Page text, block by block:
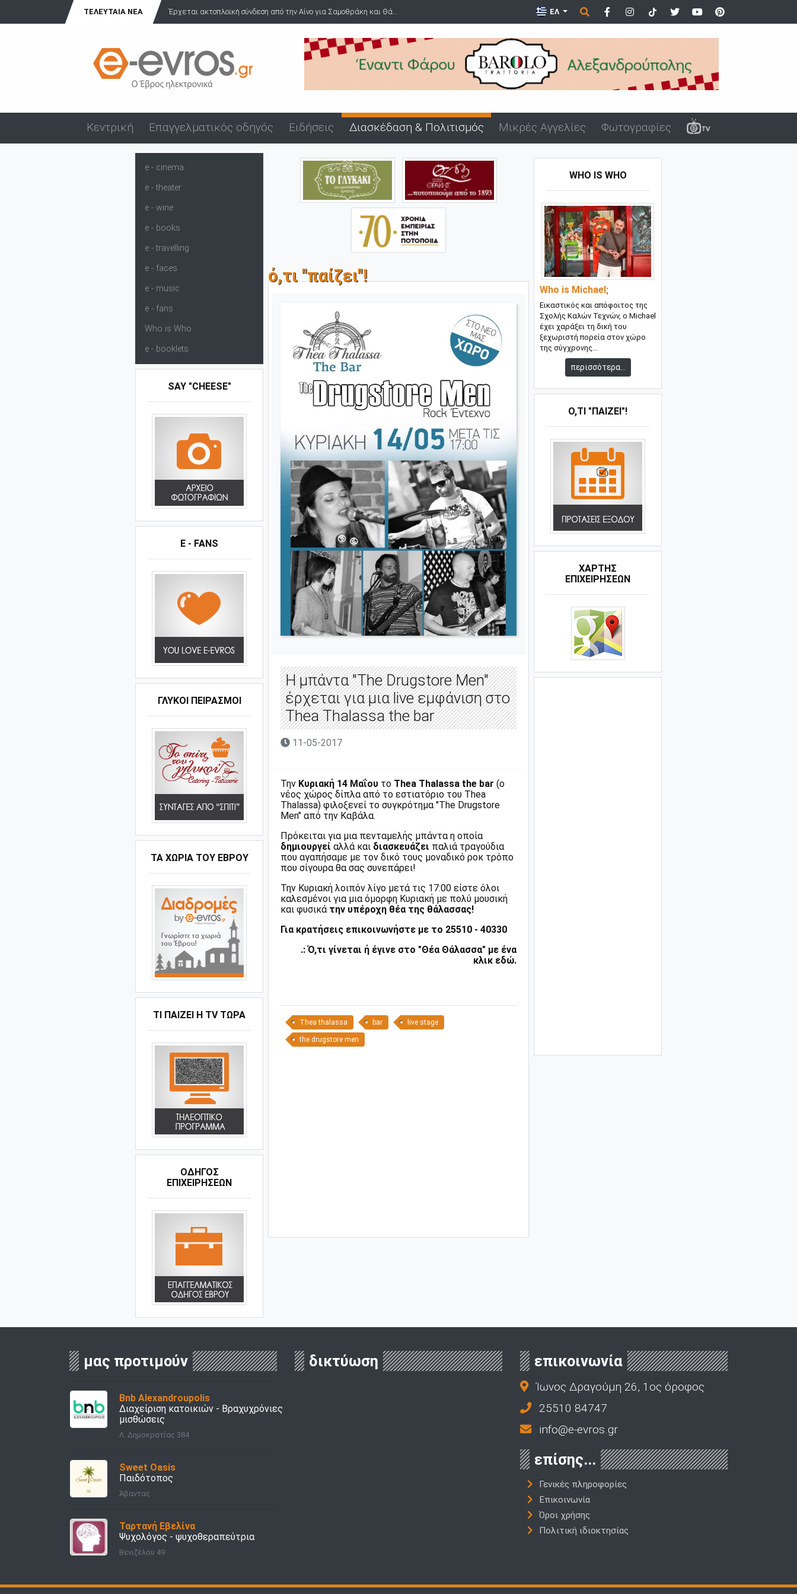
ΤΕΛΕΥΤΑΊΑ ΝΈΑ Έρχεται ακτοπλοϊκή σύνδεση από την Αίνο για Σαμοθράκη και Θά... ΕΛ
Κεντρική Επαγγελματικός οδηγός Ειδήσεις Διασκέδαση & Πολιτισμός Μικρές Αγγελίες Φωτογραφίες
e - cinema
e - theater
e - wine
e - books
e - travelling
e - faces
e - music
e - fans
Who is Who
e - booklets
SAY "CHEESE"
E - FANS
ΓΛΥΚΟΊ ΠΕΙΡΑΣΜΟΊ
ΤΑ ΧΩΡΙΆ ΤΟΥ ΈΒΡΟΥ
ΤΙ ΠΑΊΖΕΙ Η ΤV ΤΏΡΑ
ΟΔΗΓΌΣ
ΕΠΙΧΕΙΡΉΣΕΩΝ
ό,τι "παίζει"!
Η μπάντα "The Drugstore Men"
έρχεται για μια live εμφάνιση στο
Thea Thalassa the bar
11-05-2017
Την Κυριακή 14 Μαΐου το Thea Thalassa the bar (ο
νέος χώρος δίπλα από το εστιατόριο του Thea
Thalassa) φιλοξενεί το συγκρότημα "The Drugstore
Men" από την Καβάλα.
Πρόκειται για μια πενταμελής μπάντα η οποία
δημιουργεί αλλά και διασκευάζει παλιά τραγούδια
που αγαπήσαμε με τον δικό τους μοναδικό ροκ τρόπο
που σίγουρα θα σας συνεπάρει!
Την Κυριακή λοιπόν λίγο μετά τις 17:00 είστε όλοι
καλεσμένοι για μια όμορφη Κυριακή με πολύ μουσική
και φυσικάτην υπέροχη θέα της θάλασσας!
Για κρατήσεις επικοινωνήστε με το 25510 - 40330
.: Ό,τι γίνεται ή έγινε στο "Θέα Θάλασσα" με ένα
κλικ εδώ.
Thea thalassa bar live stage
the drugstore men
WHO IS WHO
Who is Michael;
Εικαστικός και απόφοιτος της
Σχολής Καλών Τεχνών, ο Michael
έχει χαράξει τη δική του
ξεχωριστή πορεία στον χώρο
της σύγχρονης...
περισσότερα...
Ό,ΤΙ "ΠΑΊΖΕΙ"!
ΧΑΡΤΗΣ
ΕΠΙΧΕΙΡΗΣΕΩΝ
μας προτιμούν
Bnb Alexandroupolis
Διαχείριση κατοικιών - Bραχυχρόνιες
μισθώσεις
Λ. Δημοκρατίας 384
Sweet Oasis
Παιδότοπος
Άβαντας
Ταρτανή Εβελίνα
Ψυχολόγος - ψυχοθεραπεύτρια
Βενιζέλου 49
δικτύωση επικοινωνία
Ίωνος Δραγούμη 26, 1ος όροφος
25510 84747
info@e-evros.gr
επίσης...
Γενικές πληροφορίες
Επικοινωνία
Όροι χρήσης
Πολιτική ιδιοκτησίας